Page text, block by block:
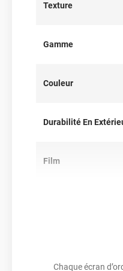
de glycol, ni détergents
il est conseillé dans la
Texture
Gamme
Couleur
Durabilité En
Film
Chaque écran